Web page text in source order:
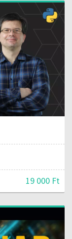
19 000 Ft